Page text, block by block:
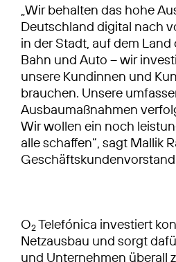
„Wir behalten das hohe
Deutschland digital nach
in der Stadt, auf dem
Bahn und Auto – wir
unsere Kundinnen und
brauchen. Unsere
Ausbaumaßnahmen
Wir wollen ein noch
alle schaffen“, sagt Mallik
O2Telefónica investiert
Netzausbau und sorgt
und Unternehmen überall